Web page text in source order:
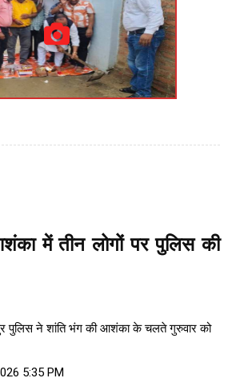
में तीन लोगों पर पुलिस की
पुलिस ने शांति भंग की आशंका के चलते गुरुवार को
5:35 PM